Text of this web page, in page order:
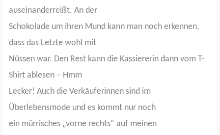
auseinanderreißt. An der
Schokolade um ihren Mund kann man noch erkennen,
dass das Letzte wohl mit
Nüssen war. Den Rest kann die Kassiererin dann vom T-
Shirt ablesen – Hmm
Lecker! Auch die Verkäuferinnen sind im
Überlebensmode und es kommt nur noch
ein mürrisches „vorne rechts“ auf meinen